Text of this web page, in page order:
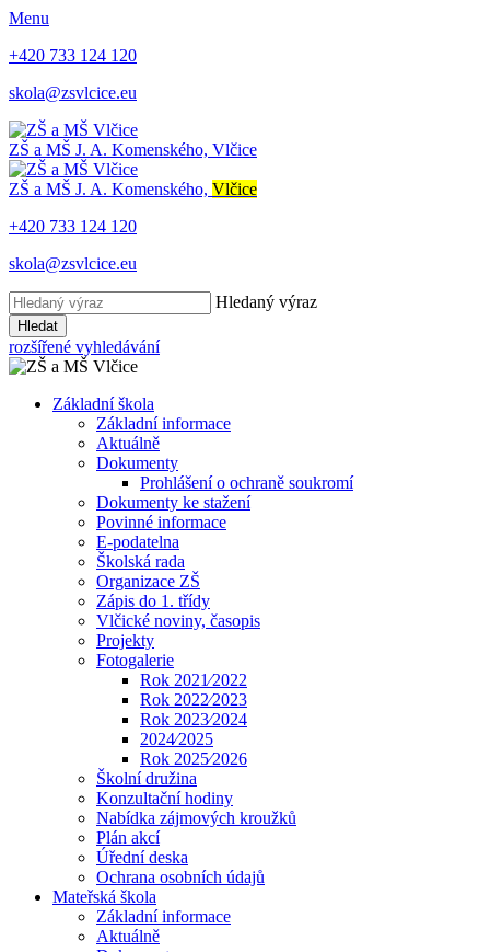
Menu
+420 733 124 120
skola@zsvlcice.eu
ZŠ a MŠ J. A. Komenského, Vlčice
ZŠ a MŠ J. A. Komenského, Vlčice
+420 733 124 120
skola@zsvlcice.eu
Hledaný výraz
Hledat
rozšířené vyhledávání
Základní škola
Základní informace
Aktuálně
Dokumenty
Prohlášení o ochraně soukromí
Dokumenty ke stažení
Povinné informace
E-podatelna
Školská rada
Organizace ZŠ
Zápis do 1. třídy
Vlčické noviny, časopis
Projekty
Fotogalerie
Rok 2021⁄2022
Rok 2022⁄2023
Rok 2023⁄2024
2024⁄2025
Rok 2025⁄2026
Školní družina
Konzultační hodiny
Nabídka zájmových kroužků
Plán akcí
Úřední deska
Ochrana osobních údajů
Mateřská škola
Základní informace
Aktuálně